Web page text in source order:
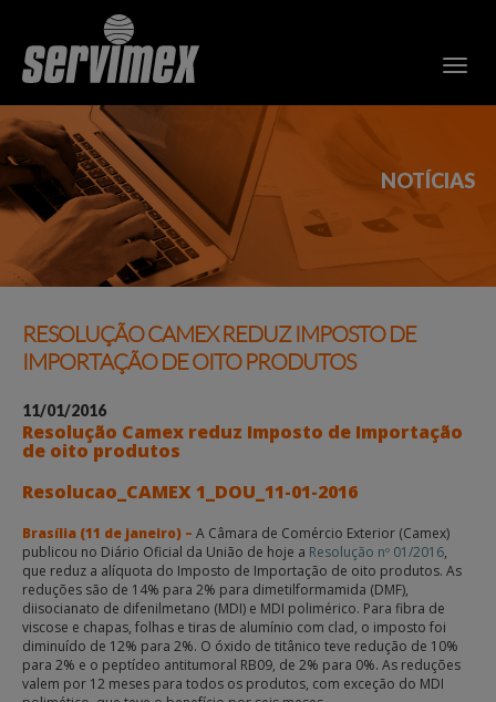
NOTÍCIAS
RESOLUÇÃO CAMEX REDUZ IMPOSTO DE
IMPORTAÇÃO DE OITO PRODUTOS
11/01/2016
Resolução Camex reduz Imposto de Importação
de oito produtos
Resolucao_CAMEX 1_DOU_11-01-2016
Brasília (11 de janeiro) – A Câmara de Comércio Exterior (Camex)
publicou no Diário Oficial da União de hoje a Resolução nº 01/2016,
que reduz a alíquota do Imposto de Importação de oito produtos. As
reduções são de 14% para 2% para dimetilformamida (DMF),
diisocianato de difenilmetano (MDI) e MDI polimérico. Para fibra de
viscose e chapas, folhas e tiras de alumínio com clad, o imposto foi
diminuído de 12% para 2%. O óxido de titânico teve redução de 10%
para 2% e o peptídeo antitumoral RB09, de 2% para 0%. As reduções
valem por 12 meses para todos os produtos, com exceção do MDI